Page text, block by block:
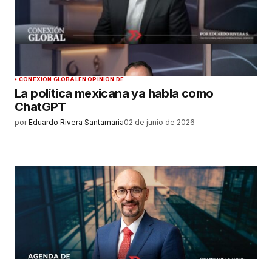
CONEXIÓN GLOBALEN OPINIÓN DE
La política mexicana ya habla como
ChatGPT
por Eduardo Rivera Santamaria02 de junio de 2026